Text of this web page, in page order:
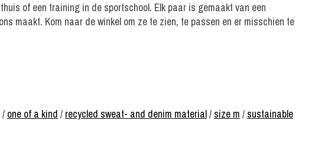
of een training in de sportschool. Elk paar is gemaakt van een
maakt. Kom naar de winkel om ze te zien, te passen en er misschien te
/ one of a kind / recycled sweat- and denim material/ size m / sustainable